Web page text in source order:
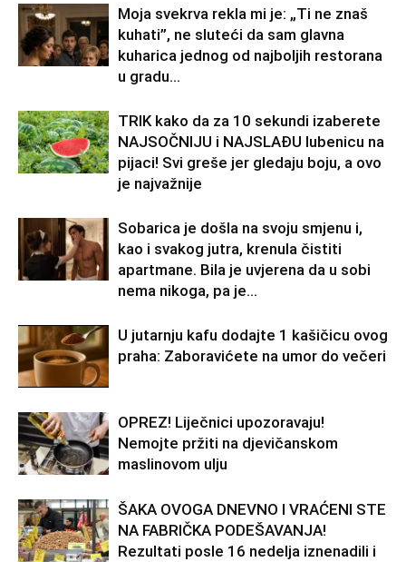
Moja svekrva rekla mi je: „Ti ne znaš
kuhati”, ne sluteći da sam glavna
kuharica jednog od najboljih restorana
u gradu…
TRIK kako da za 10 sekundi izaberete
NAJSOČNIJU i NAJSLAĐU lubenicu na
pijaci! Svi greše jer gledaju boju, a ovo
je najvažnije
Sobarica je došla na svoju smjenu i,
kao i svakog jutra, krenula čistiti
apartmane. Bila je uvjerena da u sobi
nema nikoga, pa je...
U jutarnju kafu dodajte 1 kašičicu ovog
praha: Zaboravićete na umor do večeri
OPREZ! Liječnici upozoravaju!
Nemojte pržiti na djevičanskom
maslinovom ulju
ŠAKA OVOGA DNEVNO I VRAĆENI STE
NA FABRIČKA PODEŠAVANJA!
Rezultati posle 16 nedelja iznenadili i